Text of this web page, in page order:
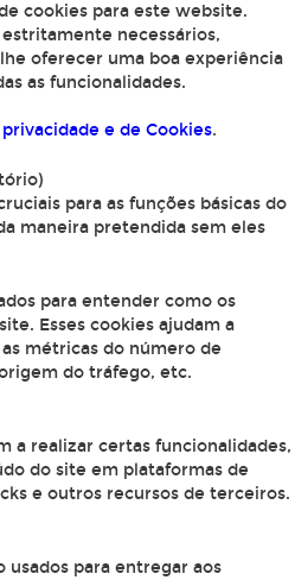
cookies para este website.
necessários,
oferecer uma boa experiência
as funcionalidades.
e de Cookies.
para as funções básicas do
maneira pretendida sem eles
para entender como os
Esses cookies ajudam a
métricas do número de
do tráfego, etc.
a realizar certas funcionalidades,
do site em plataformas de
e outros recursos de terceiros.
usados para entregar aos